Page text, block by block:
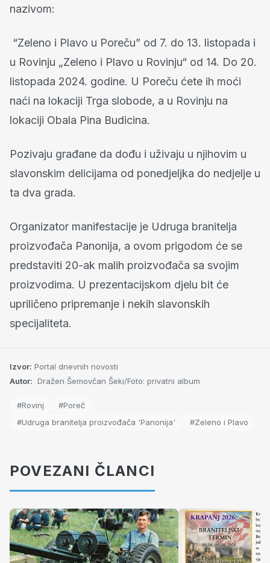
nazivom:
“Zeleno i Plavo u Poreču” od 7. do 13. listopada i
u Rovinju „Zeleno i Plavo u Rovinju“ od 14. Do 20.
listopada 2024. godine. U Poreču ćete ih moći
naći na lokaciji Trga slobode, a u Rovinju na
lokaciji Obala Pina Budicina.
Pozivaju građane da dođu i uživaju u njihovim u
slavonskim delicijama od ponedjeljka do nedjelje u
ta dva grada.
Organizator manifestacije je Udruga branitelja
proizvođača Panonija, a ovom prigodom će se
predstaviti 20-ak malih proizvođača sa svojim
proizvodima. U prezentacijskom djelu bit će
upriličeno pripremanje i nekih slavonskih
specijaliteta.
Izvor: Portal dnevnih novosti
Autor: Dražen Šemovčan Šeki/Foto: privatni album
#Rovinj
#Poreč
#Udruga branitelja proizvođača 'Panonija'
#Zeleno i Plavo
POVEZANI ČLANCI